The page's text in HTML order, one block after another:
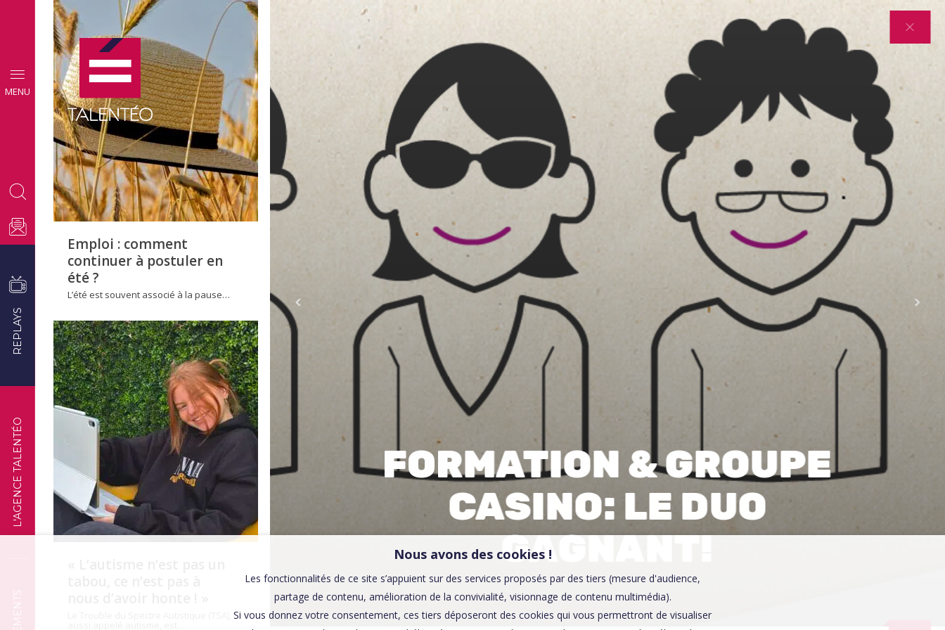
MENU
L'AGENCE TALENTÉO
REPLAYS
CONSEILS
EMPLOI
Emploi : comment
continuer à postuler en
été ?
L’été est souvent associé à la pause…
TÉMOIGNAGES
FORMATION & GROUPE
CASINO: LE DUO
GAGNANT!
Affaires sensibles
Nous avons des cookies !
Les fonctionnalités de ce site s’appuient sur des services proposés par des tiers (mesure d'audience,
partage de contenu, amélioration de la convivialité, visionnage de contenu multimédia).
Si vous donnez votre consentement, ces tiers déposeront des cookies qui vous permettront de visualiser